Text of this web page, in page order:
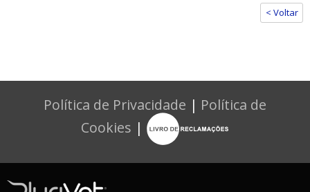
< Voltar
Política de Privacidade | Política de
Cookies |